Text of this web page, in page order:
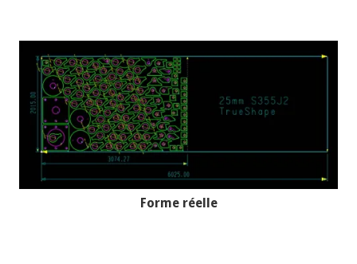
Forme réelle